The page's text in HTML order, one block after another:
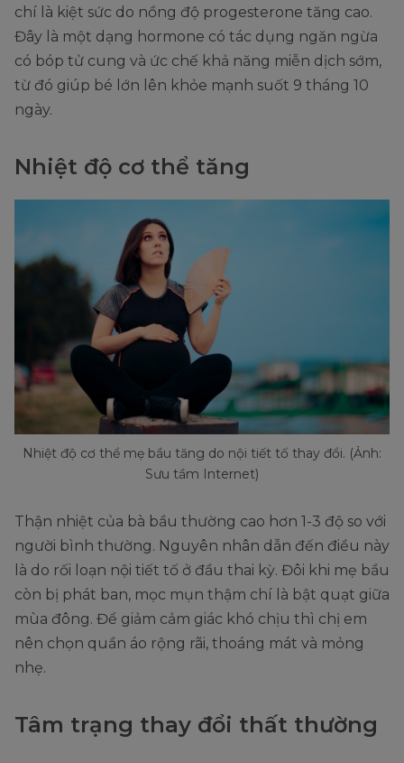
chí là kiệt sức do nồng độ progesterone tăng cao.
Đây là một dạng hormone có tác dụng ngăn ngừa
có bóp tử cung và ức chế khả năng miễn dịch sớm,
từ đó giúp bé lớn lên khỏe mạnh suốt 9 tháng 10
ngày.
Nhiệt độ cơ thể tăng
Nhiệt độ cơ thể mẹ bầu tăng do nội tiết tố thay đổi. (Ảnh:
Sưu tầm Internet)
Thận nhiệt của bà bầu thường cao hơn 1-3 độ so với
người bình thường. Nguyên nhân dẫn đến điều này
là do rối loạn nội tiết tố ở đầu thai kỳ. Đôi khi mẹ bầu
còn bị phát ban, mọc mụn thậm chí là bật quạt giữa
mùa đông. Để giảm cảm giác khó chịu thì chị em
nên chọn quần áo rộng rãi, thoáng mát và mỏng
nhẹ.
Tâm trạng thay đổi thất thường